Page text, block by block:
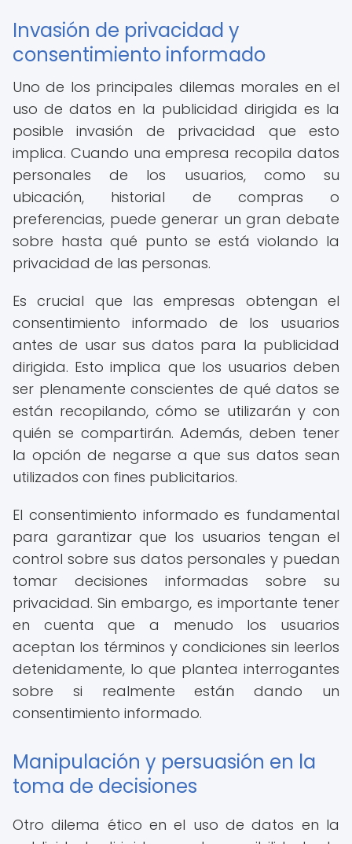
Invasión de privacidad y
consentimiento informado
Uno de los principales dilemas morales en el
uso de datos en la publicidad dirigida es la
posible invasión de privacidad que esto
implica. Cuando una empresa recopila datos
personales de los usuarios, como su
ubicación, historial de compras o
preferencias, puede generar un gran debate
sobre hasta qué punto se está violando la
privacidad de las personas.
Es crucial que las empresas obtengan el
consentimiento informado de los usuarios
antes de usar sus datos para la publicidad
dirigida. Esto implica que los usuarios deben
ser plenamente conscientes de qué datos se
están recopilando, cómo se utilizarán y con
quién se compartirán. Además, deben tener
la opción de negarse a que sus datos sean
utilizados con fines publicitarios.
El consentimiento informado es fundamental
para garantizar que los usuarios tengan el
control sobre sus datos personales y puedan
tomar decisiones informadas sobre su
privacidad. Sin embargo, es importante tener
en cuenta que a menudo los usuarios
aceptan los términos y condiciones sin leerlos
detenidamente, lo que plantea interrogantes
sobre si realmente están dando un
consentimiento informado.
Manipulación y persuasión en la
toma de decisiones
Otro dilema ético en el uso de datos en la